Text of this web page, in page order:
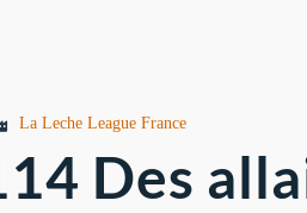
La Leche League France
Des